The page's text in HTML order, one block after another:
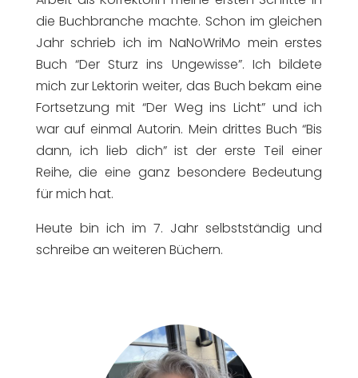
die Buchbranche machte. Schon im gleichen
Jahr schrieb ich im NaNoWriMo mein erstes
Buch “Der Sturz ins Ungewisse”. Ich bildete
mich zur Lektorin weiter, das Buch bekam eine
Fortsetzung mit “Der Weg ins Licht” und ich
war auf einmal Autorin. Mein drittes Buch “Bis
dann, ich lieb dich” ist der erste Teil einer
Reihe, die eine ganz besondere Bedeutung
für mich hat.
Heute bin ich im 7. Jahr selbstständig und
schreibe an weiteren Büchern.